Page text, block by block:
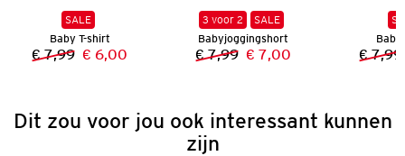
SALE
Baby T-shirt
Vorige prijs:
€ 7,99 Nieuwe prijs:
€ 6,00
3 voor 2
SALE
Babyjoggingshort
Vorige prijs:
€ 7,99 Nieuwe prijs:
€ 7,00
Baby
€ 7,99
Dit zou voor jou ook interessant kunnen
zijn